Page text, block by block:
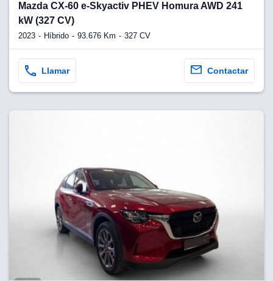
Mazda CX-60 e-Skyactiv PHEV Homura AWD 241
kW (327 CV)
2023 Híbrido 93.676 Km 327 CV
Llamar Contactar